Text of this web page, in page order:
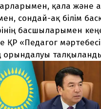
байланыс
51 06
64 52
қала және
сондай-ақ білім
басшыларымен
ҚР «Педагог